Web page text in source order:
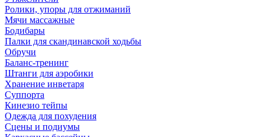
Ролики, упоры для отжиманий
Мячи массажные
Бодибары
Палки для скандинавской ходьбы
Обручи
Баланс-тренинг
Штанги для аэробики
Хранение инветаря
Суппорта
Кинезио тейпы
Одежда для похудения
Сцены и подиумы